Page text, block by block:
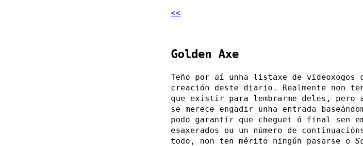
<<
Golden Axe
Teño por aí unha listaxe de videoxogos
creación deste diario. Realmente non
que existir para lembrarme deles, pero a
se merece engadir unha entrada
podo garantir que cheguei ó final sen
esaxerados ou un número de
todo, non ten mérito ningún pasarse o